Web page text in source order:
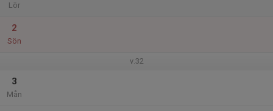
Lör
2
Sön
v.32
3
Mån